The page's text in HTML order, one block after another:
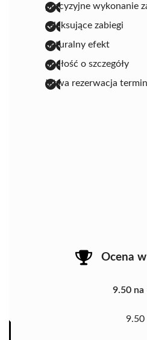
precyzyjne wykonanie
relaksujące zabiegi
naturalny efekt
dbałość o szczegóły
łatwa rezerwacja
Ocena
9.50 na
9.50